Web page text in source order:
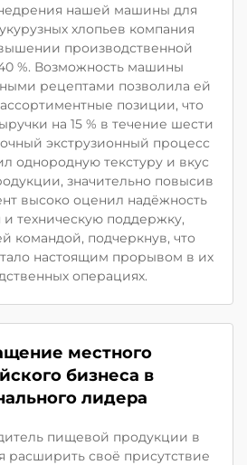
нашей машины для
хлопьев компания
производственной
%. Возможность машины
рецептами позволила ей
позиции, что
на 15 % в течение шести
экструзионный процесс
однородную текстуру и вкус
значительно повысив
высоко оценил надёжность
техническую поддержку,
командой, подчеркнув, что
настоящим прорывом в их
операциях.
местного
бизнеса в
лидера
пищевой продукции в
расширить своё присутствие